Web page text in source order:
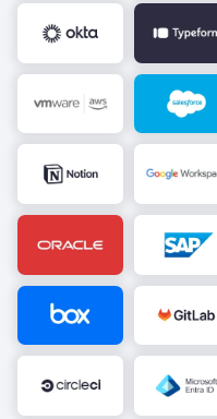
Image Image
Image Image
Image Image
Image Image
Image Image
Image Image